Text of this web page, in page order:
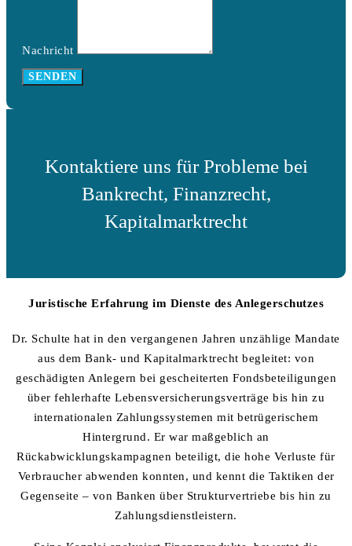
Nachricht
SENDEN
Kontaktiere uns für Probleme bei
Bankrecht, Finanzrecht,
Kapitalmarktrecht
Juristische Erfahrung im Dienste des Anlegerschutzes
Dr. Schulte hat in den vergangenen Jahren unzählige Mandate
aus dem Bank- und Kapitalmarktrecht begleitet: von
geschädigten Anlegern bei gescheiterten Fondsbeteiligungen
über fehlerhafte Lebensversicherungsverträge bis hin zu
internationalen Zahlungssystemen mit betrügerischem
Hintergrund. Er war maßgeblich an
Rückabwicklungskampagnen beteiligt, die hohe Verluste für
Verbraucher abwenden konnten, und kennt die Taktiken der
Gegenseite – von Banken über Strukturvertriebe bis hin zu
Zahlungsdienstleistern.